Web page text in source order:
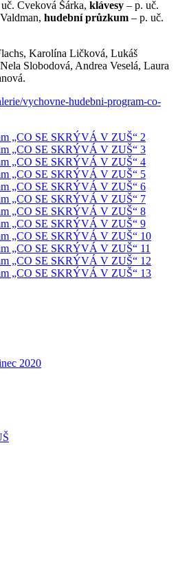
Cveková Šárka, klávesy – p. uč.
hudební průzkum – p. uč.
Karolína Ličková, Lukáš
Slobodová, Andrea Veselá, Laura
vychovne-hudebni-program-co-
2020